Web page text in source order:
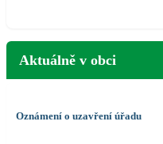
Aktuálně v obci
Oznámení o uzavření úřadu